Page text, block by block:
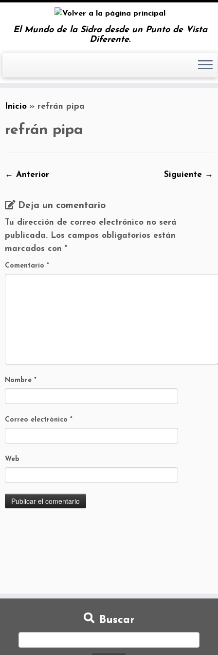
El Mundo de la Sidra desde un Punto de Vista
Diferente.
Inicio » refrán pipa
refrán pipa
← Anterior Siguiente →
Deja un comentario
Tu dirección de correo electrónico no será
publicada. Los campos obligatorios están
marcados con *
Comentario *
Nombre *
Correo electrónico *
Web
Buscar